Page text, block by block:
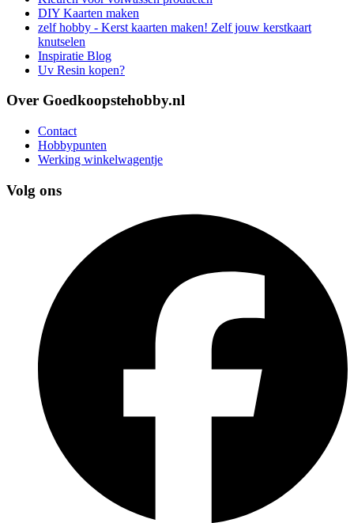
DIY Kaarten maken
zelf hobby - Kerst kaarten maken! Zelf jouw kerstkaart
knutselen
Inspiratie Blog
Uv Resin kopen?
Over Goedkoopstehobby.nl
Contact
Hobbypunten
Werking winkelwagentje
Volg ons